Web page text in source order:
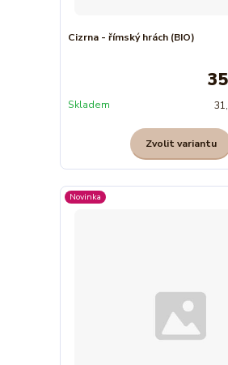
Cizrna - římský hrách (BIO)
Skladem
Zvolit variantu
Novinka